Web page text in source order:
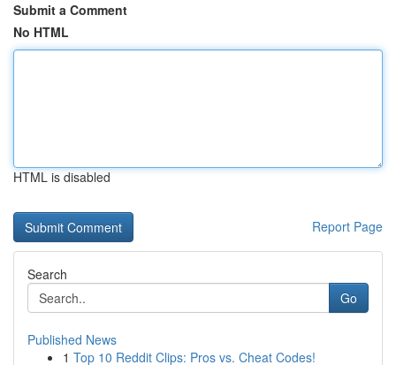
Submit a Comment
No HTML
HTML is disabled
Report Page
Search
Go
Published News
1 Top 10 Reddit Clips: Pros vs. Cheat Codes!